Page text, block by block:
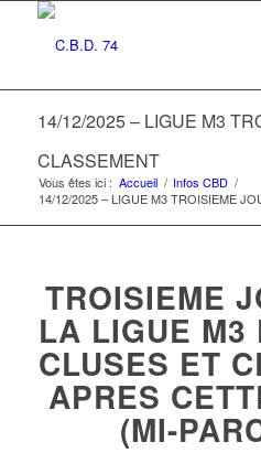
14/12/2025 – LIGUE M3
CLASSEMENT
Vous êtes ici : Accueil / Infos CBD /
14/12/2025 – LIGUE M3 TROISIEME
TROISIEME
LA LIGUE M3
CLUSES ET
APRES
(MI-